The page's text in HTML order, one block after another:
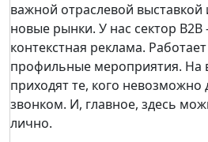
важной отраслевой
новые рынки. У нас сектор
контекстная реклама.
профильные мероприятия. На
приходят те, кого невозможно
звонком. И, главное, здесь
лично.